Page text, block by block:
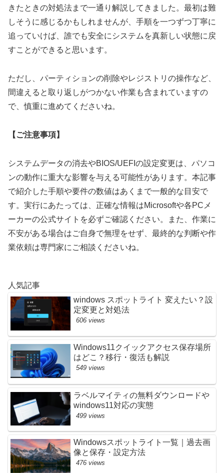
きたときの対処法まで一通り解説してきました。最初は難
しそうに感じるかもしれませんが、手順を一つずつ丁寧に
追っていけば、誰でも安全にシステムを真新しい状態に戻
すことができると思います。
ただし、パーティションの削除やレジストリの操作など、
間違えると取り返しがつかない作業も含まれていますの
で、慎重に進めてくださいね。
【ご注意事項】
システムデータの消去やBIOS/UEFIの設定変更は、パソコ
ンの動作に重大な影響を与える可能性があります。本記事
で紹介した手順や要件の数値はあくまで一般的な目安で
す。実行にあたっては、正確な情報はMicrosoftや各PCメ
ーカーの公式サイトを必ずご確認ください。また、作業に
不安がある場合はご自身で無理をせず、最終的な判断や作
業依頼は専門家にご相談くださいね。
人気記事
windows スポットライト 変えたい？設
定変更と対処法
606 views
Windows11クイックアクセス保存場所
はどこ？移行・復活も解説
549 views
ラベルマイティの無料ダウンロードや
windows11対応の実態
499 views
Windowsスポットライト一覧｜過去画
像と保存・設定方法
476 views